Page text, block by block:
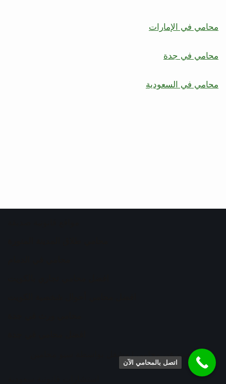
محامي في الإمارات
محامي في جدة
محامي في السعودية
ابحث عن محامي| مشغل بواسطة
اتصل بالمحامي الآن